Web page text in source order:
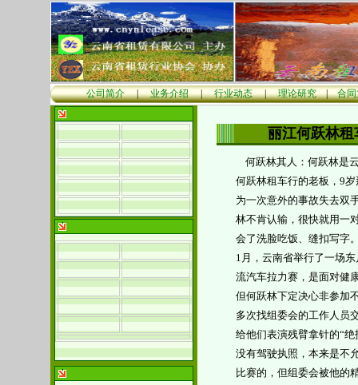
公司简介|业务介绍|行业动态|理论研究|合
丽江何跃林租
何跃林其人：何跃林是
何跃林租车行的老板， 9岁
为一次意外的事故失去双
林不肯认输，很快就用一
会了洗脸吃饭、缝扣写字
1 月，云南省举行了一场东
流汽车拉力赛，是面对健
但何跃林下定决心非参加
多次找组委会的工作人员
给他们表演残臂拿针的“绝
没有驾驶执照，本来是不
比赛的，但组委会被他的